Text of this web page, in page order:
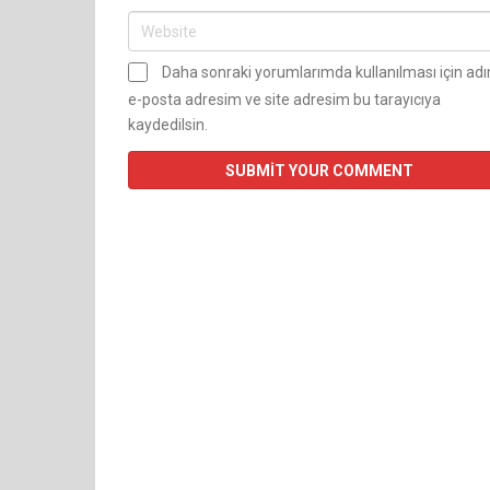
Daha sonraki yorumlarımda kullanılması için
e-posta adresim ve site adresim bu tarayıcıya
kaydedilsin.